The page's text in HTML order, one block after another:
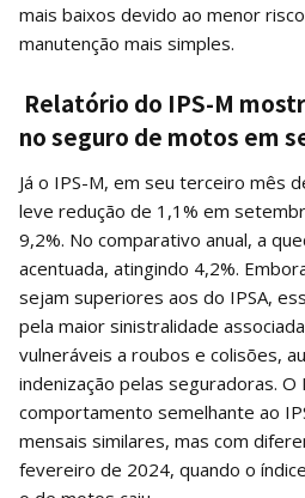
mais baixos devido ao menor
manutenção mais simples.
Relatório do IPS-M
no seguro de motos em
Já o IPS-M, em seu terceiro mês
leve redução de 1,1% em
9,2%. No comparativo anual, a
acentuada, atingindo 4,2%.
sejam superiores aos do IPSA,
pela maior sinistralidade
vulneráveis a roubos e colisões,
indenização pelas seguradoras. O
comportamento semelhante ao
mensais similares, mas com
fevereiro de 2024, quando o